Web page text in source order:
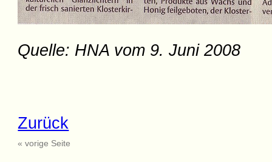
Quelle: HNA vom 9. Juni 2008
Zurück
« vorige Seite